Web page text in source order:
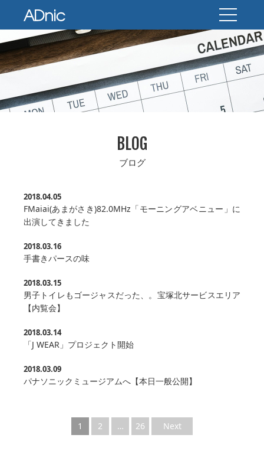
BLOG
ブログ
2018.04.05
FMaiai(あまがさき)82.0MHz「モーニングアベニュー」に
出演してきました
2018.03.16
手書きパースの味
2018.03.15
男子トイレもゴージャスだった、。宝塚北サービスエリア
【内覧会】
2018.03.14
「J WEAR」プロジェクト開始
2018.03.09
パナソニックミュージアムへ【本日一般公開】
1 2 … 26 Next